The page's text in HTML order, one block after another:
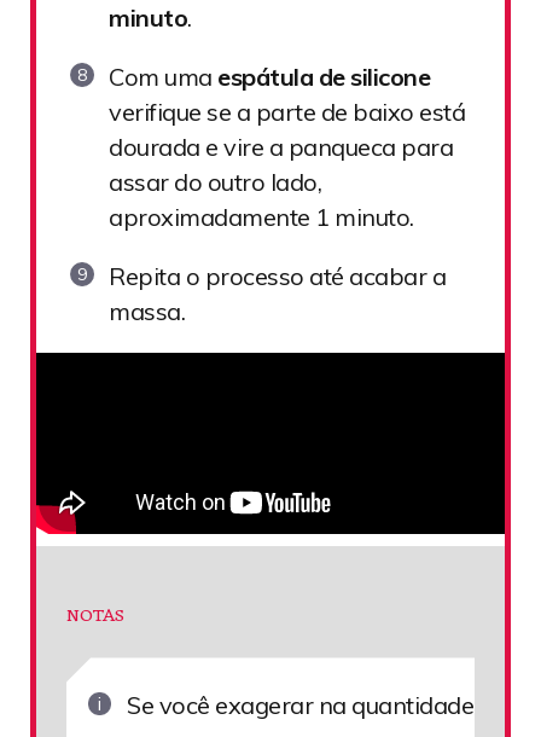
minuto.
Com uma espátula de silicone
verifique se a parte de baixo está
dourada e vire a panqueca para
assar do outro lado,
aproximadamente 1 minuto.
Repita o processo até acabar a
massa.
NOTAS
Se você exagerar na quantidade